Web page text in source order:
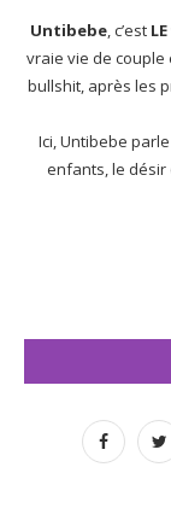
Untibebe, c’est
vraie vie de couple
bullshit, après les
Ici, Untibebe
enfants, le désir